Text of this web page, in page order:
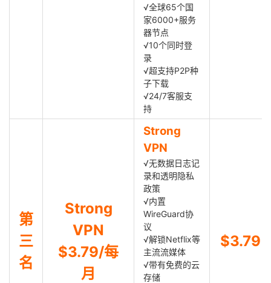
√全球65个国
家6000+服务
器节点
√10个同时登
录
√超支持P2P种
子下载
√24/7客服支
持
第
三
名
Strong
VPN
$3.79/每
月
Strong
VPN
√无数据日志记
录和透明隐私
政策
√内置
WireGuard协
议
√解锁Netflix等
主流流媒体
√带有免费的云
存储
$3.79